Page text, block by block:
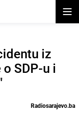
iz
SDP-u i
Radiosarajevo.ba